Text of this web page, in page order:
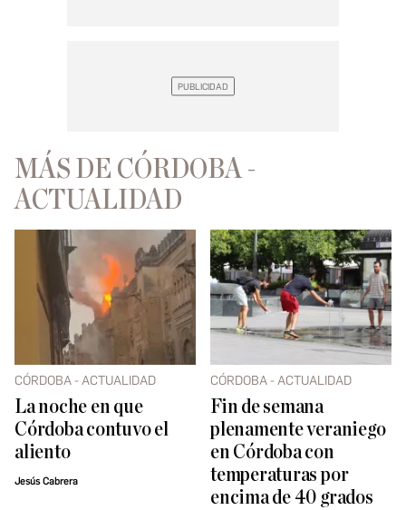
MÁS DE CÓRDOBA -
ACTUALIDAD
CÓRDOBA - ACTUALIDAD
La noche en que
Córdoba contuvo el
aliento
Jesús Cabrera
CÓRDOBA - ACTUALIDAD
Fin de semana
plenamente veraniego
en Córdoba con
temperaturas por
encima de 40 grados